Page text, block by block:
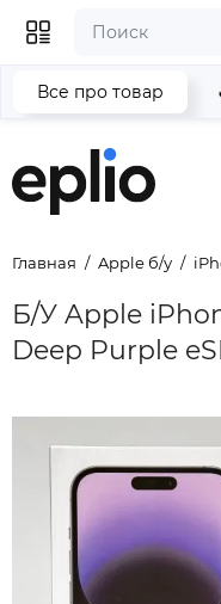
Главная Apple б/у
Б/У Apple
Deep Purple
Все про товар